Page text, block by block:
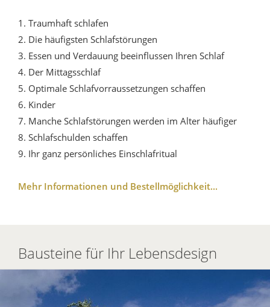
1. Traumhaft schlafen
2. Die häufigsten Schlafstörungen
3. Essen und Verdauung beeinflussen Ihren Schlaf
4. Der Mittagsschlaf
5. Optimale Schlafvorraussetzungen schaffen
6. Kinder
7. Manche Schlafstörungen werden im Alter häufiger
8. Schlafschulden schaffen
9. Ihr ganz persönliches Einschlafritual
Mehr Informationen und Bestellmöglichkeit...
Bausteine für Ihr Lebensdesign